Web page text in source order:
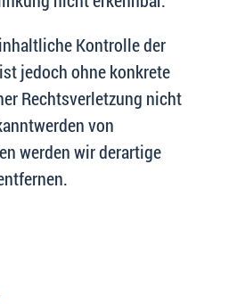
Kontrolle der
jedoch ohne konkrete
Rechtsverletzung nicht
von
werden wir derartige